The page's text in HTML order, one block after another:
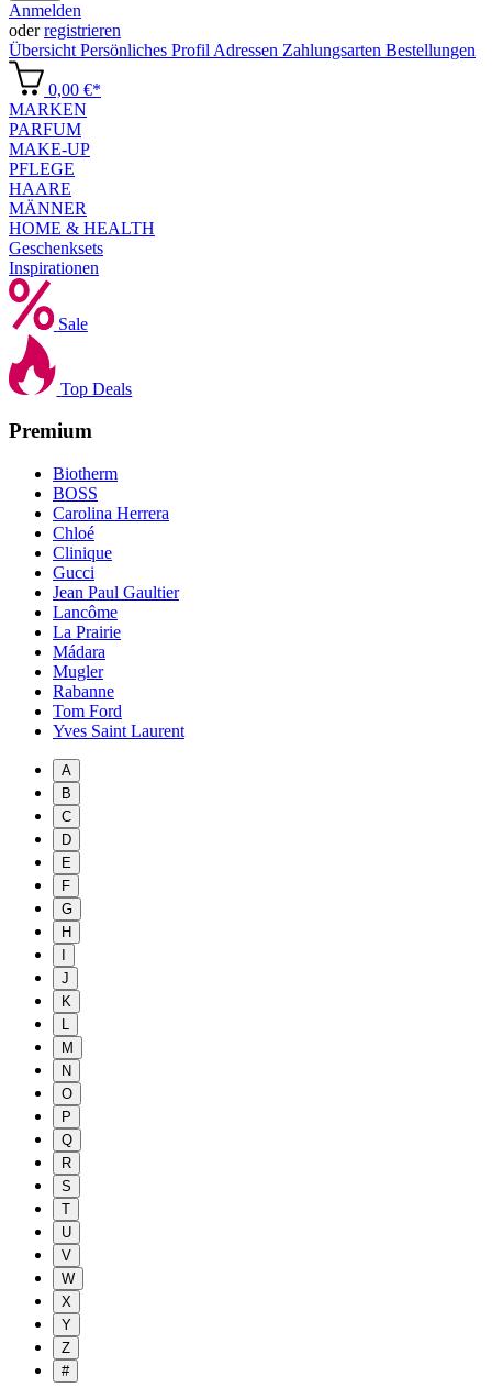
Anmelden
oderregistrieren
Übersicht Persönliches Profil Adressen Zahlungsarten Bestellungen
0,00 €*
MARKEN
PARFUM
MAKE-UP
PFLEGE
HAARE
MÄNNER
HOME & HEALTH
Geschenksets
Inspirationen
Sale
Top Deals
Premium
Biotherm
BOSS
Carolina Herrera
Chloé
Clinique
Gucci
Jean Paul Gaultier
Lancôme
La Prairie
Mádara
Mugler
Rabanne
Tom Ford
Yves Saint Laurent
A
B
C
D
E
F
G
H
J
K
L
M
N
O
P
Q
R
S
T
U
V
W
X
Y
Z
#